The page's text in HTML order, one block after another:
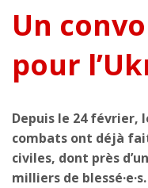
Un
pour
Depuis le 24 février,
combats ont déjà
civiles, dont près
milliers de